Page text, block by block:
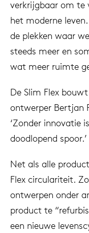
verkrijgbaar om te
het moderne
de plekken waar
steeds meer en
wat meer ruimte
De Slim Flex
ontwerper Bertjan
‘Zonder innovatie
doodlopend spoor.’
Net als alle
Flex circulariteit.
ontwerpen onder
product te
een nieuwe